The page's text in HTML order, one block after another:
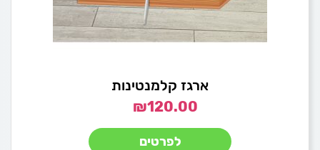
ארגז קלמנטינות
₪120.00
לפרטים